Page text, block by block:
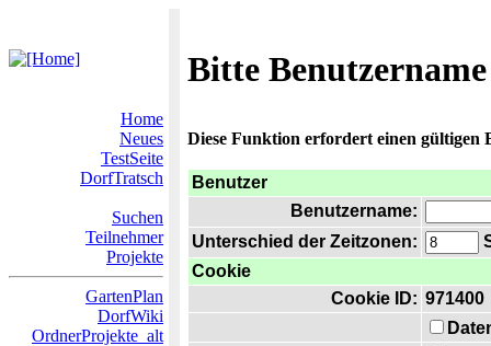
Bitte
Home
Neues
TestSeite
DorfTratsch
Suchen
Teilnehmer
Projekte
GartenPlan
DorfWiki
OrdnerProjekte_alt
Diese Funktion erfordert einen gültigen
Benutzer
Benutzername:
Unterschied der Zeitzonen:
Cookie
Cookie ID: 971400